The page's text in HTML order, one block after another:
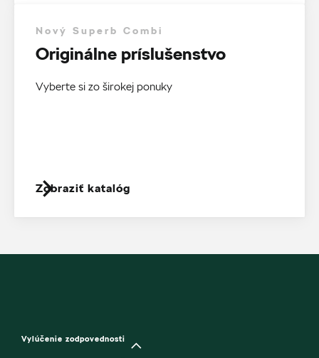
Nový Superb Combi
Originálne príslušenstvo
Vyberte si zo širokej ponuky
Zobraziť katalóg
Vylúčenie zodpovednosti